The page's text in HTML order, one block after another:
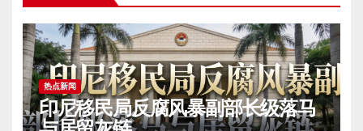
热点新闻
印尼移民局反腐风暴副部长级落马